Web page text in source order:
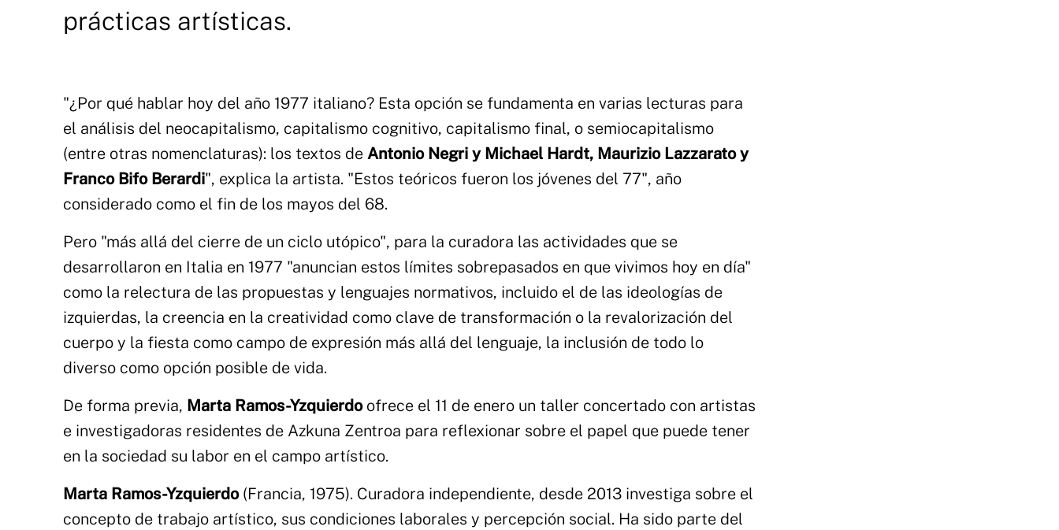
prácticas artísticas.
"¿Por qué hablar hoy del año 1977 italiano? Esta opción se fundamenta en varias lecturas para
el análisis del neocapitalismo, capitalismo cognitivo, capitalismo final, o semiocapitalismo
(entre otras nomenclaturas): los textos de Antonio Negri y Michael Hardt, Maurizio Lazzarato y
Franco Bifo Berardi", explica la artista. "Estos teóricos fueron los jóvenes del 77", año
considerado como el fin de los mayos del 68.
Pero "más allá del cierre de un ciclo utópico", para la curadora las actividades que se
desarrollaron en Italia en 1977 "anuncian estos límites sobrepasados en que vivimos hoy en día"
como la relectura de las propuestas y lenguajes normativos, incluido el de las ideologías de
izquierdas, la creencia en la creatividad como clave de transformación o la revalorización del
cuerpo y la fiesta como campo de expresión más allá del lenguaje, la inclusión de todo lo
diverso como opción posible de vida.
De forma previa, Marta Ramos-Yzquierdoofrece el 11 de enero un taller concertado con artistas
e investigadoras residentes de Azkuna Zentroa para reflexionar sobre el papel que puede tener
en la sociedad su labor en el campo artístico.
Marta Ramos-Yzquierdo(Francia, 1975). Curadora independiente, desde 2013 investiga sobre el
concepto de trabajo artístico, sus condiciones laborales y percepción social. Ha sido parte del